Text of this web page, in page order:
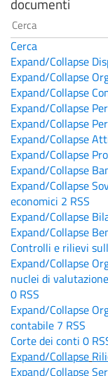
documenti
Cerca
Expand/Collapse
Expand/Collapse
Expand/Collapse
Expand/Collapse
Expand/Collapse
Expand/Collapse
Expand/Collapse
Expand/Collapse
Expand/Collapse
economici 2 RSS
Expand/Collapse
Expand/Collapse
Controlli e rilievi
Expand/Collapse
nuclei di
0 RSS
Expand/Collapse
contabile 7 RSS
Corte dei conti 0
Expand/Collapse
Expand/Collapse